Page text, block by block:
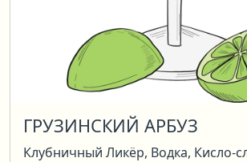
ГРУЗИНСКИЙ АРБУЗ
Клубничный Ликёр, Водка, Кисло-